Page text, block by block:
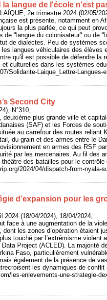
langue de l'école n'est
2e trimestre 2024 (02/05/
est présente, notamment en
la plus parlée, ce qui peut
"langue du colonisateur" ou de
de dialectes. Peu de systèmes
langues véhiculaires des élèves
qu'il est possible de défendre la
culturelles dans les systèmes
Solidarite-Laique_Lettre-Langues-
Second City
N°310,
deuxième plus grande ville et
(SAF) et les Forces de
au carrefour des routes reliant
du grain et des armes entre le
en armes des RSF
par les mercenaires. Au fil des
des batailles pour le
2024/04/dispatch-from-nyala-
d’expansion pour les
2024 (18/04/2024), 18/04/2024,
face à une augmentation de la
les zones d’opération étaient
touché par l’extrémisme violent
Data Project (ACLED). La majorité
Faso, particulièrement
également de la présence de
les dynamiques de
les-enlevements-une-strategie-